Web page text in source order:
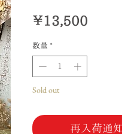
￥13,500
数量 *
Sold out
再入荷通知